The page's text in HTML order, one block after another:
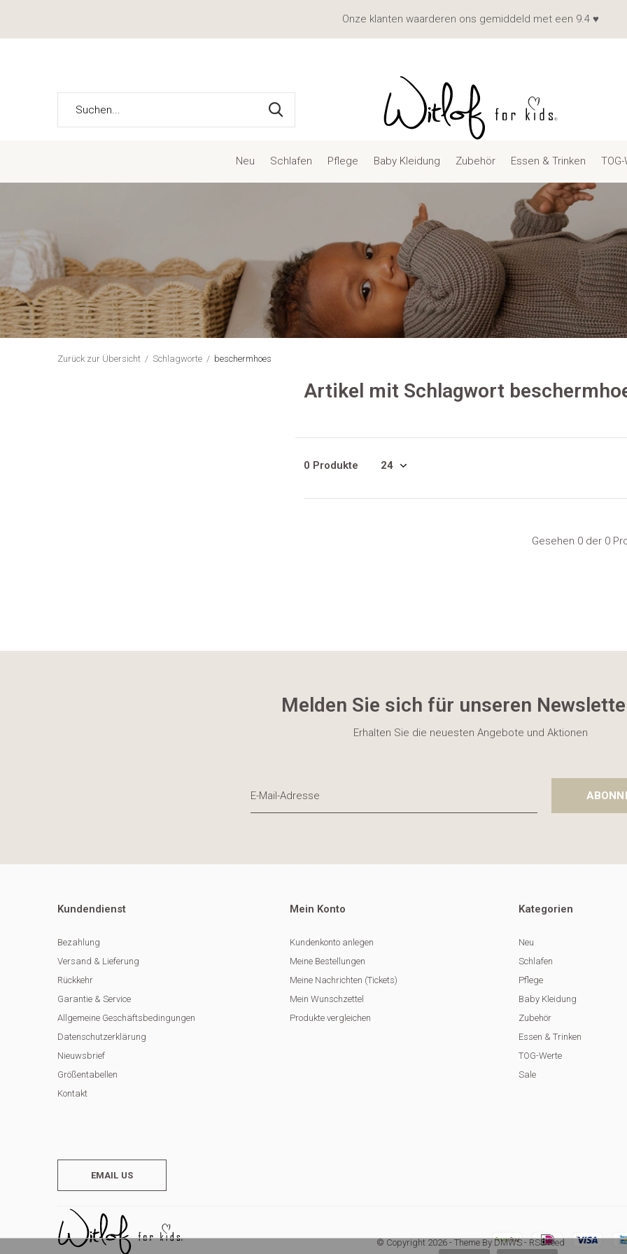
Neu Schlafen Pflege Baby Kleidung Zubehör Essen & Trinken
Onze klanten waarderen ons gemiddeld met een 9.4 ♥
Zurück zur Übersicht Schlagworte beschermhoes
Artikel mit Schlagwort
0 Produkte
Gesehen 0 der 0
Melden Sie sich für unseren
Erhalten Sie die neuesten Angebote und Aktionen
Kundendienst
Bezahlung
Versand & Lieferung
Rückkehr
Garantie & Service
Allgemeine Geschäftsbedingungen
Datenschutzerklärung
Nieuwsbrief
Größentabellen
Kontakt
Mein Konto
Kundenkonto anlegen
Meine Bestellungen
Meine Nachrichten (Tickets)
Mein Wunschzettel
Produkte vergleichen
Kategorien
Neu
Schlafen
Pflege
Baby Kleidung
Zubehör
Essen & Trinken
TOG-Werte
Sale
EMAIL US
© Copyright 2026- Theme By DMWS- RSS feed